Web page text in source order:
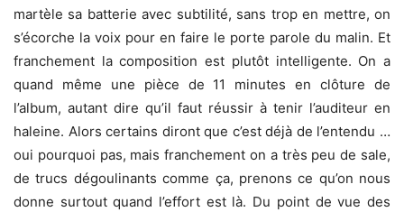
martèle sa batterie avec subtilité, sans trop en mettre, on
s’écorche la voix pour en faire le porte parole du malin. Et
franchement la composition est plutôt intelligente. On a
quand même une pièce de 11 minutes en clôture de
l’album, autant dire qu’il faut réussir à tenir l’auditeur en
haleine. Alors certains diront que c’est déjà de l’entendu …
oui pourquoi pas, mais franchement on a très peu de sale,
de trucs dégoulinants comme ça, prenons ce qu’on nous
donne surtout quand l’effort est là. Du point de vue des